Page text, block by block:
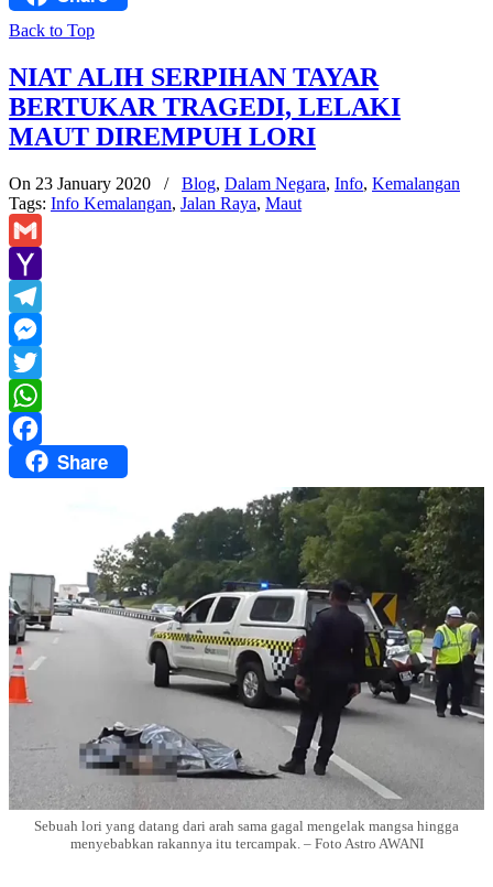
Back to Top
NIAT ALIH SERPIHAN TAYAR
BERTUKAR TRAGEDI, LELAKI
MAUT DIREMPUH LORI
On 23 January 2020 / Blog, Dalam Negara, Info, Kemalangan
Tags: Info Kemalangan, Jalan Raya, Maut
Gmail
Yahoo
Mail
Telegram
Messenger
Twitter
WhatsApp
FacebookShare
Sebuah lori yang datang dari arah sama gagal mengelak mangsa hingga
menyebabkan rakannya itu tercampak. – Foto Astro AWANI